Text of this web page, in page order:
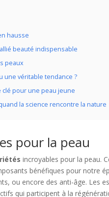
hausse
beauté indispensable
peaux
une véritable tendance ?
clé pour une peau jeune
la science rencontre la nature
pour la peau
incroyables pour la peau.
bénéfiques pour notre
ou encore des anti-âge. Les
qui participent à la